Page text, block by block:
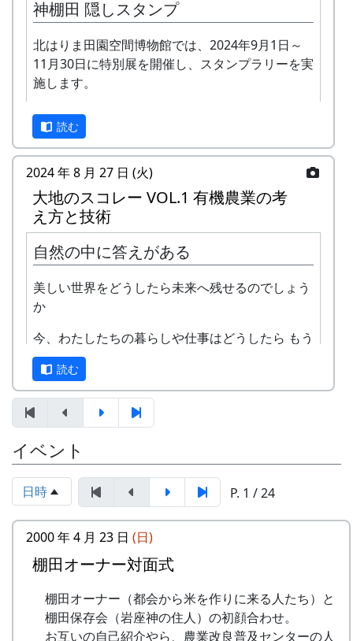
予告編
「この村に、喰われる」、「この村を、喰ってや
る」って、いやいやいや、岩座神はそんな村じゃ
神棚田 隠しスタンプ
北はりま田園空間博物館では、2024年9月1日～
11月30日に特別展を開催し、スタンプラリーを実
施します。
正式なスタンプラリーは何カ所も行かないと達成
できませんが、No. 173 「棚田の里 岩座神」に
は、何と、1個だけで達成できる隠しスタンプが
置いてあります。このスタンプは、北はりまエコ
ミュージアムで100円割引券として使えます。
イベントのときに来て下さい
ただし、スタンプを置いている岩座神の公会堂は
ふだんは閉まっていますので、いつ来てもスタン
プを押せるわけではありません。
毎月第2日曜日の「ふれあいカフェ」や、10月20
日の「棚田の収穫祭」など、岩座神のイベントの
時においでください。
2024-09-08 ふれあいカフェ
2024-10-13 ふれあいカフェ
2024-10-20 棚田収穫祭 2024
スタンプの台帳 = まるごとガイド
ンプ台帳として使います。
「棚田の里 岩座神」は 69 ページ、No. 173 で
す。
スタンプラリー
正式なスタンプラリーには、アナログ5コース、
デジタル3コースがあり、達成した人には以下の
特典があたえられます。
読む
2024 年 8 月 27 日 (火)
大地のスコレー VOL.1 有機農業の考
え方と技術
自然の中に答えがある
美しい世界をどうしたら未来へ残せるのでしょう
か
今、わたしたちの暮らしや仕事はどうしたら もう
一度自然との繋がりを取り戻せるのでしょうか
その答えはきっと自然の中にある。
「大地のスコレー」は様々な講師を招き 自然と共
VOL.1 有機農業の考え方と技術
「自然には仕組みがある」
有機という言葉をたどっていくと、そんな意味が
ありました。 山をお手本に土を作る。 畑におこ
る様々な問題に根源的なアプローチで解決してい
く美しい農業のあり方を学びます。 これから冬野
菜のはじまりの季節。種まき、肥料作り、畝作り
など具体的な栽培方法もお話しいただきます。 こ
読む
イベント
日時 P. 1 / 24
2000 年 4 月 23 日 (日)
棚田オーナー対面式
棚田オーナー（都会から米を作りに来る人たち）と
棚田保存会（岩座神の住人）の初顔合わせ。
お互いの自己紹介やら、農業改良普及センターの人